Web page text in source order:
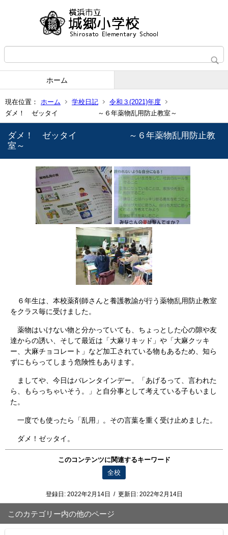
ホーム
現在位置： ホーム 学校日記
令和３(2021)年度
ダメ！ ゼッタイ ～６年薬物乱用防止教室～
ダメ！ ゼッタイ ～６年薬物乱用防止教
室～
６年生は、本校薬剤師さんと養護教諭が行う薬物乱用防止教室
をクラス毎に受けました。
薬物はいけない物と分かっていても、ちょっとした心の隙や友
達からの誘い、そして最近は「大麻リキッド」や「大麻クッキ
ー、大麻チョコレート」など加工されている物もあるため、知ら
ずにもらってしまう危険性もあります。
ましてや、今日はバレンタインデー。「あげるって、言われた
ら、もらっちゃいそう。」と自分事として考えている子もいまし
た。
一度でも使ったら「乱用」。その言葉を重く受け止めました。
ダメ！ゼッタイ。
このコンテンツに関連するキーワード
全校
登録日: 2022年2月14日 / 更新日: 2022年2月14日
このカテゴリー内の他のページ